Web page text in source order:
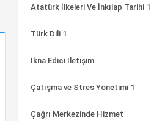
Atatürk İlkeleri Ve İnkılap Tarihi 1
Türk Dili 1
İkna Edici İletişim
Çatışma ve Stres Yönetimi 1
Çağrı Merkezinde Hizmet